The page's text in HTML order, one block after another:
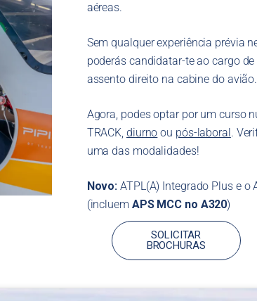
aéreas.
Sem qualquer experiência prévia
poderás candidatar-te ao cargo
assento direito na cabine do avião.
Agora, podes optar por um curso
TRACK, diurno ou pós-laboral .
uma das modalidades!
Novo: ATPL(A) Integrado Plus e o
(incluem APS MCC no A320)
SOLICITAR
BROCHURAS